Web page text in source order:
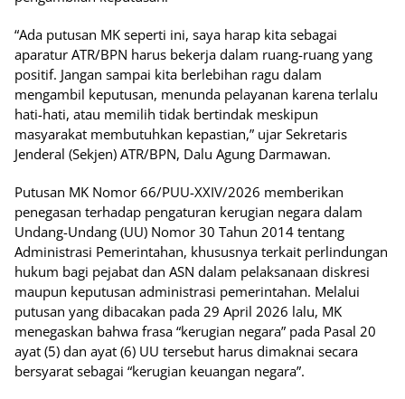
“Ada putusan MK seperti ini, saya harap kita sebagai
aparatur ATR/BPN harus bekerja dalam ruang-ruang yang
positif. Jangan sampai kita berlebihan ragu dalam
mengambil keputusan, menunda pelayanan karena terlalu
hati-hati, atau memilih tidak bertindak meskipun
masyarakat membutuhkan kepastian,” ujar Sekretaris
Jenderal (Sekjen) ATR/BPN, Dalu Agung Darmawan.
Putusan MK Nomor 66/PUU-XXIV/2026 memberikan
penegasan terhadap pengaturan kerugian negara dalam
Undang-Undang (UU) Nomor 30 Tahun 2014 tentang
Administrasi Pemerintahan, khususnya terkait perlindungan
hukum bagi pejabat dan ASN dalam pelaksanaan diskresi
maupun keputusan administrasi pemerintahan. Melalui
putusan yang dibacakan pada 29 April 2026 lalu, MK
menegaskan bahwa frasa “kerugian negara” pada Pasal 20
ayat (5) dan ayat (6) UU tersebut harus dimaknai secara
bersyarat sebagai “kerugian keuangan negara”.